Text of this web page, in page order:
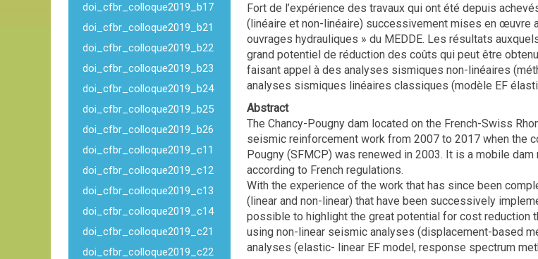
doi_cfbr_colloque2019_b17
doi_cfbr_colloque2019_b21
doi_cfbr_colloque2019_b22
doi_cfbr_colloque2019_b23
doi_cfbr_colloque2019_b24
doi_cfbr_colloque2019_b25
doi_cfbr_colloque2019_b26
doi_cfbr_colloque2019_c11
doi_cfbr_colloque2019_c12
doi_cfbr_colloque2019_c13
doi_cfbr_colloque2019_c14
doi_cfbr_colloque2019_c21
doi_cfbr_colloque2019_c22
Fort de l’expérience des travaux qui ont été depuis
(linéaire et non-linéaire) successivement mises en
ouvrages hydrauliques » du MEDDE. Les résultats
grand potentiel de réduction des coûts qui peut être
faisant appel à des analyses sismiques non-linéaires
analyses sismiques linéaires classiques (modèle EF
Abstract
The Chancy-Pougny dam located on the French-Swiss
seismic reinforcement work from 2007 to 2017 when the
Pougny (SFMCP) was renewed in 2003. It is a mobile
according to French regulations.
With the experience of the work that has since been
(linear and non-linear) that have been successively
possible to highlight the great potential for cost reduction
using non-linear seismic analyses (displacement-based
analyses (elastic- linear EF model, response spectrum